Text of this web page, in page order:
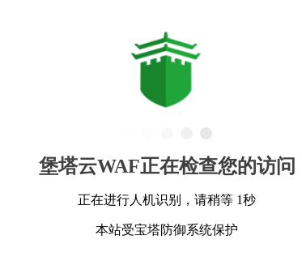
堡塔云WAF正在检查您的访问
正在进行人机识别，请稍等 1秒
本站受宝塔防御系统保护